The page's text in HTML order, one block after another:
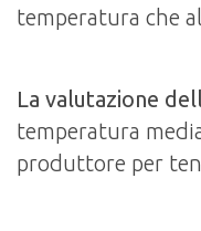
temperatura che
La valutazione
temperatura
produttore per